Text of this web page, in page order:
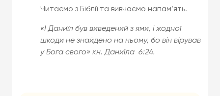
Читаємо з Біблії та вивчаємо напам’ять.
«І Даниїл був виведений з ями, і жодної
шкоди не знайдено на ньому, бо він вірував
у Бога свого» кн. Даниїла 6:24.